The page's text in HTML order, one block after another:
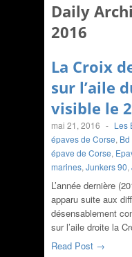
Daily
2016
La Croix
sur l’aile
visible le
mai 21, 2016 - Les
épaves de Corse,
épave de Corse,
marines, Junkers 90,
L’année dernière
apparu suite aux
désensablement
sur l’aile droite la
Read Post →